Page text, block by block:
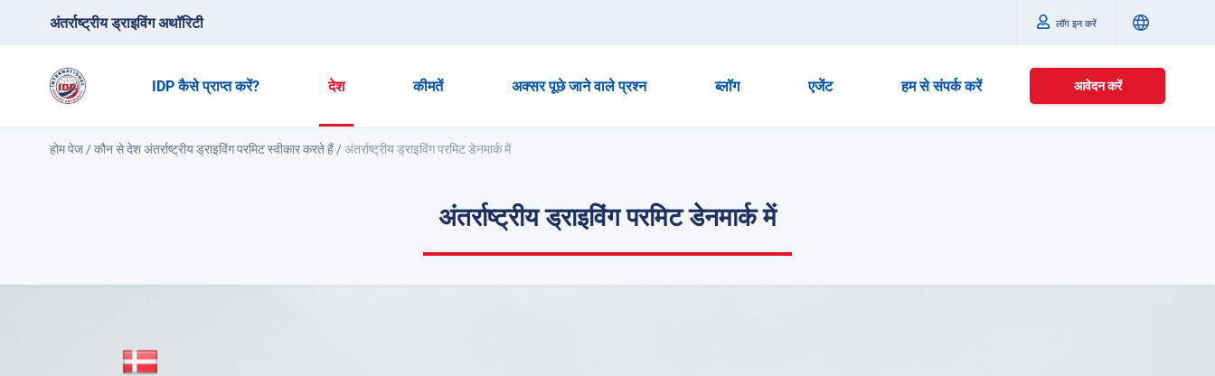
अंतर्राष्ट्रीय ड्राइविंग अथॉरिटी लॉग इन करें
IDP कैसे प्राप्त करें? देश कीमतें अक्सर पूछे जाने वाले प्रश्न ब्लॉग एजेंट हम से संपर्क करें आवेदन करें
होम पेज /कौन से देश अंतर्राष्ट्रीय ड्राइविंग परमिट स्वीकार करते हैं/अंतर्राष्ट्रीय ड्राइविंग परमिट डेनमार्क में
अंतर्राष्ट्रीय ड्राइविंग परमिट डेनमार्क में